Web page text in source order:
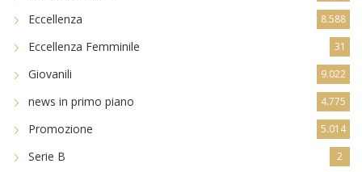
Eccellenza 8.588
Eccellenza Femminile 31
Giovanili 9.022
news in primo piano 4.775
Promozione 5.014
Serie B 2